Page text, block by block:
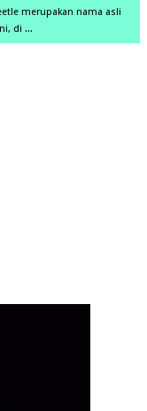
merupakan nama asli
di ...